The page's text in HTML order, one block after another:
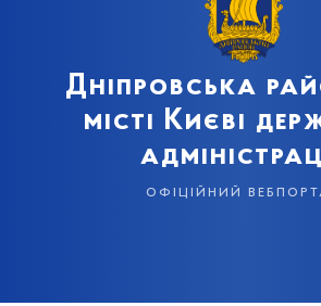
Дніпровська
місті Києві
офіційний